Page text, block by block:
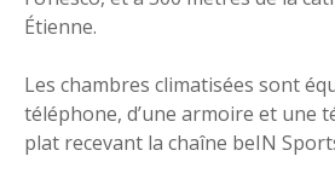
Étienne.
Les chambres climatisées sont
téléphone, d’une armoire et une
plat recevant la chaîne beIN